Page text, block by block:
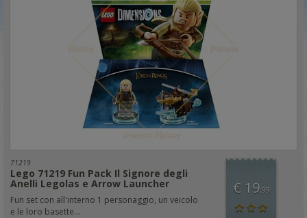
71219
Lego 71219 Fun Pack Il Signore degli
Anelli Legolas e Arrow Launcher
Fun set con all'interno 1 personaggio, un veicolo
e le loro basette...
€ 19,99